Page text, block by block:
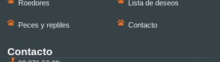
Roedores
Peces y reptiles
Lista de deseos
Contacto
Contacto